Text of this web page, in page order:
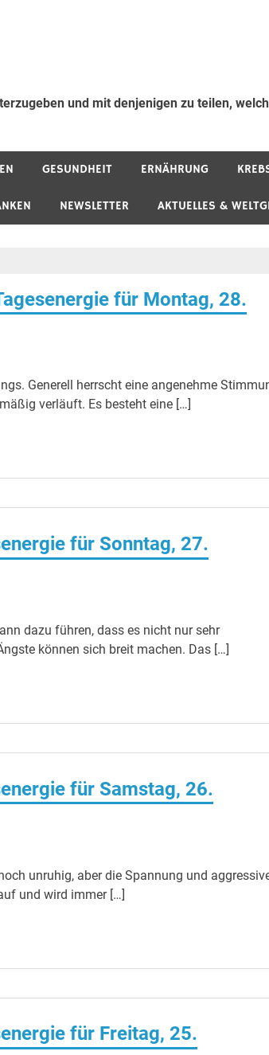
und mit denjenigen zu teilen,
GESUNDHEIT ERNÄHRUNG
NEWSLETTER AKTUELLES &
für Montag, 28.
Generell herrscht eine angenehme
verläuft. Es besteht eine […]
für Sonntag, 27.
dazu führen, dass es nicht nur sehr
können sich breit machen. Das […]
für Samstag, 26.
unruhig, aber die Spannung und
und wird immer […]
für Freitag, 25.